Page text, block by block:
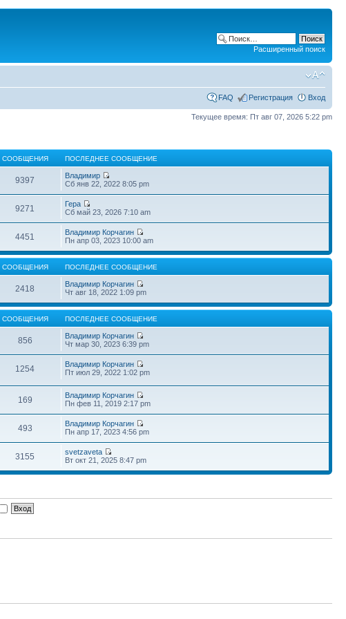
Расширенный поиск
FAQ Регистрация Вход
Текущее время: Пт авг 07, 2026 5:22 pm
СООБЩЕНИЯ ПОСЛЕДНЕЕ СООБЩЕНИЕ
9397
Владимир
Сб янв 22, 2022 8:05 pm
9271
Гера
Сб май 23, 2026 7:10 am
4451
Владимир Корчагин
Пн апр 03, 2023 10:00 am
СООБЩЕНИЯ ПОСЛЕДНЕЕ СООБЩЕНИЕ
2418
Владимир Корчагин
Чт авг 18, 2022 1:09 pm
СООБЩЕНИЯ ПОСЛЕДНЕЕ СООБЩЕНИЕ
856
Владимир Корчагин
Чт мар 30, 2023 6:39 pm
1254
Владимир Корчагин
Пт июл 29, 2022 1:02 pm
169
Владимир Корчагин
Пн фев 11, 2019 2:17 pm
493
Владимир Корчагин
Пн апр 17, 2023 4:56 pm
3155
svetzaveta
Вт окт 21, 2025 8:47 pm